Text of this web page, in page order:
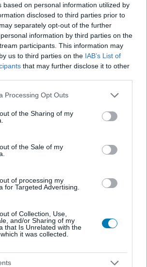
based on personal information utilized by
disclosed to third parties prior to
separately opt-out of the further
information by third parties on the
participants. This information may
us to third parties on the IAB’s List of
that may further disclose it to other
website/app uses one or more Google
or usage behaviour. You may click to
to Google and its third-party tags to
specified purposes in below Google
Processing Opt Outs
of the Sharing of my
of the Sale of my
of processing my
for Targeted Advertising.
of Collection, Use,
and/or Sharing of my
that Is Unrelated with the
it was collected.
A Smash by Meló-Diák
utolsó fordulója
(X)
zárul a Smash by Meló-Diák nyári
az Arkane idejét és